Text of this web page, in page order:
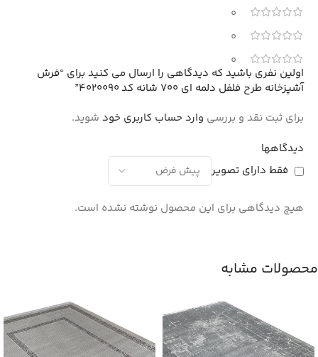
0
0
0
دیدگاهها
فقط دارای تصویر
هیچ دیدگاهی برای این محصول نوشته نشده است.
اولین نفری باشید که دیدگاهی را ارسال می کنید برای “فرش
آشپزخانه طرح فلفل دلمه ای 700 شانه کد 4020090”
برای ثبت نقد و بررسی وارد حساب کاربری خود شوید.
محصولات مشابه